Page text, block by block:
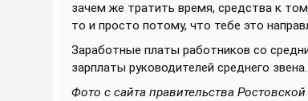
зачем же тратить время, средства к
то и просто потому, что тебе это
Заработные платы работников со
зарплаты руководителей среднего
Фото с сайта правительства Ростовской